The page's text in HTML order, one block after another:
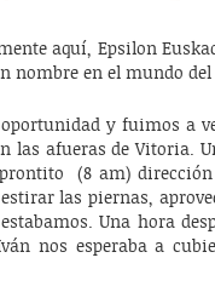
aquí, Epsilon
nombre en el mundo
y fuimos a
las afueras de Vitoria.
(8 am) dirección
las piernas,
Una hora
nos esperaba a